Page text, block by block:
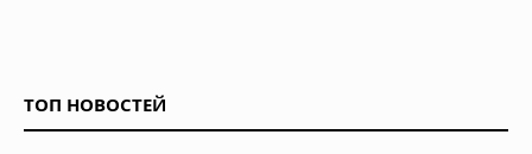
ТОП НОВОСТЕЙ